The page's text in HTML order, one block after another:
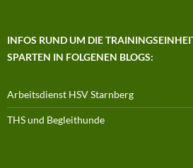
INFOS RUND UM DIE
SPARTEN IN FOLGENEN BLOGS:
Arbeitsdienst HSV Starnberg
THS und Begleithunde